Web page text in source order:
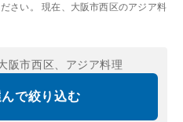
さい。 現在、大阪市西区のアジア料
阪市西区、アジア料理
で絞り込む